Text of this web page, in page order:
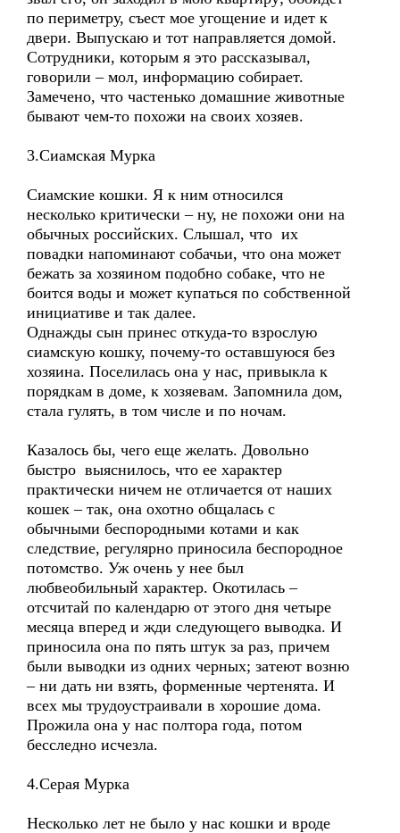
по периметру, съест мое угощение и идет к
двери. Выпускаю и тот направляется домой.
Сотрудники, которым я это рассказывал,
говорили – мол, информацию собирает.
Замечено, что частенько домашние животные
бывают чем-то похожи на своих хозяев.
3.Сиамская Мурка
Сиамские кошки. Я к ним относился
несколько критически – ну, не похожи они на
обычных российских. Слышал, что их
повадки напоминают собачьи, что она может
бежать за хозяином подобно собаке, что не
боится воды и может купаться по собственной
инициативе и так далее.
Однажды сын принес откуда-то взрослую
сиамскую кошку, почему-то оставшуюся без
хозяина. Поселилась она у нас, привыкла к
порядкам в доме, к хозяевам. Запомнила дом,
стала гулять, в том числе и по ночам.
Казалось бы, чего еще желать. Довольно
быстро выяснилось, что ее характер
практически ничем не отличается от наших
кошек – так, она охотно общалась с
обычными беспородными котами и как
следствие, регулярно приносила беспородное
потомство. Уж очень у нее был
любвеобильный характер. Окотилась –
отсчитай по календарю от этого дня четыре
месяца вперед и жди следующего выводка. И
приносила она по пять штук за раз, причем
были выводки из одних черных; затеют возню
– ни дать ни взять, форменные чертенята. И
всех мы трудоустраивали в хорошие дома.
Прожила она у нас полтора года, потом
бесследно исчезла.
4.Серая Мурка
Несколько лет не было у нас кошки и вроде